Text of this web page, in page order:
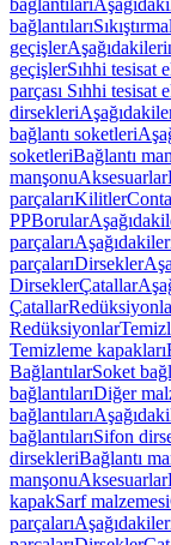
bağlantıları
bağlantıları
geçişler
geçişlerSıhhi tesisat
parçası Sıhhi tesisat
dirsekleri
bağlantı soketleri
soketleriBağlantı
manşonuAksesuarlar
parçalarıKilitler
PPBorular
parçaları
parçalarıDirsekler
DirseklerÇatallar
Çatallar
Redüksiyonlar
Temizleme kapakları
BağlantılarSoket
bağlantılarıDiğer
bağlantıları
bağlantılarıSifon
dirsekleriBağlantı
manşonuAksesuarlar
kapakSarf malzemesi
parçaları